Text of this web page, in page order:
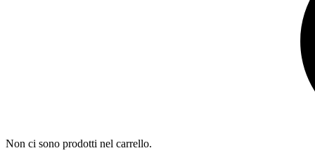
Non ci sono prodotti nel carrello.